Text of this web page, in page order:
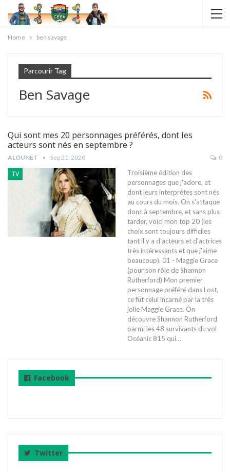
Home ben savage
Parcourir Tag
Ben Savage
Qui sont mes 20 personnages préférés, dont les
acteurs sont nés en septembre ?
ALOUNET Sep 21, 2020 0
TV
Troisième édition des
personnages que j'adore, et
dont leurs interprètes sont nés
au cours du mois. On s'attaque
donc à septembre, et sans plus
tarder, voici mon top 20 (les
choix sont toujours difficiles
tant il y a d'acteurs et d'actrices
très intéressants et que j'aime
beaucoup). 01 - Maggie Grace
(pour son rôle de Shannon
Rutherford) Mon premier
personnage préféré dans Lost,
ce fut celui incarné par la très
jolie Maggie Grace. On
découvre Shannon Rutherford
parmi les 48 survivants du vol
Océanic 815 qui…
Facebook
Twitter